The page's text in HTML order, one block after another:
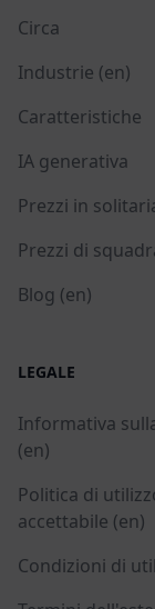
Circa
Industrie (en)
Caratteristiche
IA generativa
Prezzi in
Prezzi di
Blog (en)
LEGALE
Informativa
(en)
Politica di
accettabile (en)
Condizioni di